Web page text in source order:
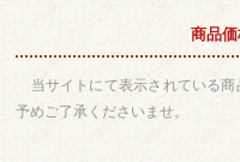
商品
当サイトにて表示されている商
予めご了承くださいませ。